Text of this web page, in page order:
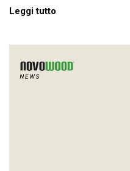
Leggi tutto